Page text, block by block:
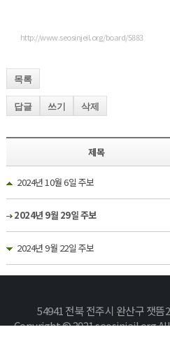
http://www.seosinjeil.org/board/5883
목록
답글 쓰기 삭제
제목
2024년 10월 6일 주보
2024년 9월 29일 주보
2024년 9월 22일 주보
54941 전북 전주시 완산구 잿
Copyright © 2021 seosinjeil.org